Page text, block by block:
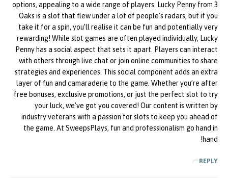
options, appealing to a wide range of players. Lucky Penny from 3
Oaks is a slot that flew under a lot of people’s radars, but if you
take it for a spin, you’ll realise it can be fun and potentially very
rewarding! While slot games are often played individually, Lucky
Penny has a social aspect that sets it apart. Players can interact
with others through live chat or join online communities to share
strategies and experiences. This social component adds an extra
layer of fun and camaraderie to the game. Whether you’re after
free bonuses, exclusive promotions, or just the perfect slot to try
your luck, we’ve got you covered! Our content is written by
industry veterans with a passion for slots to keep you ahead of
the game. At SweepsPlays, fun and professionalism go hand in
hand!
REPLY